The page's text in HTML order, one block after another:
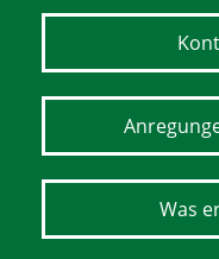
Was